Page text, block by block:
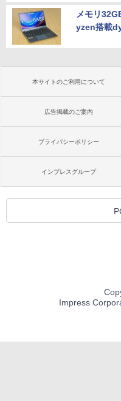
メモリ
yzen搭載
本サイトのご利用について
広告掲載のご案内
プライバシーポリシー
インプレスグループ
Impress